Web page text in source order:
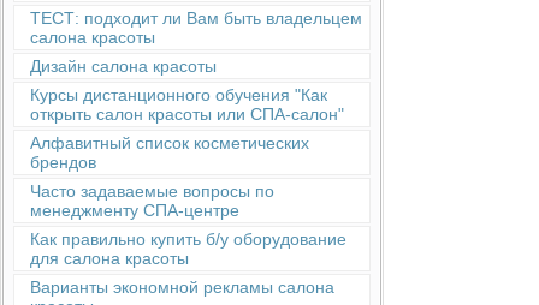
ТЕСТ: подходит ли Вам быть владельцем
салона красоты
Дизайн салона красоты
Курсы дистанционного обучения "Как
открыть салон красоты или СПА-салон"
Алфавитный список косметических
брендов
Часто задаваемые вопросы по
менеджменту СПА-центре
Как правильно купить б/у оборудование
для салона красоты
Варианты экономной рекламы салона